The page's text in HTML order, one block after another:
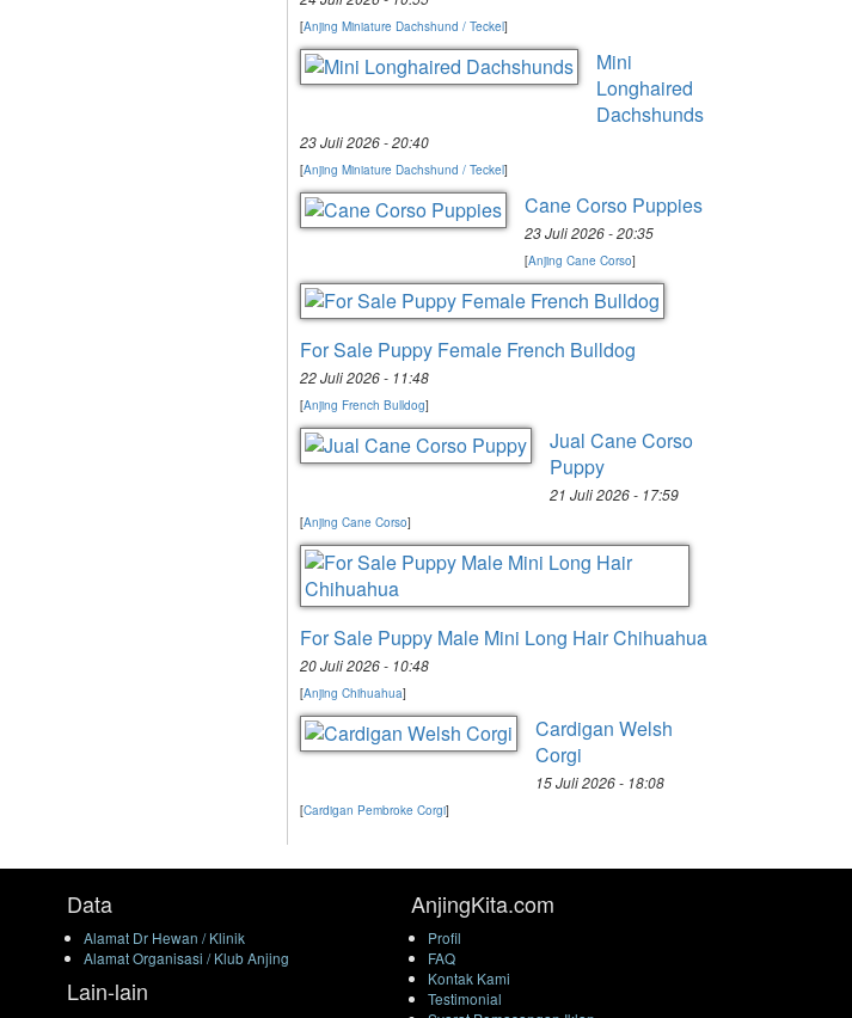
[Anjing Miniature Dachshund / Teckel]
Mini
Longhaired
Dachshunds
23 Juli 2026 - 20:40
[Anjing Miniature Dachshund / Teckel]
Cane Corso Puppies
23 Juli 2026 - 20:35
[Anjing Cane Corso]
For Sale Puppy Female French Bulldog
22 Juli 2026 - 11:48
[Anjing French Bulldog]
Jual Cane Corso
Puppy
21 Juli 2026 - 17:59
[Anjing Cane Corso]
For Sale Puppy Male Mini Long Hair Chihuahua
20 Juli 2026 - 10:48
[Anjing Chihuahua]
Cardigan Welsh
Corgi
15 Juli 2026 - 18:08
[Cardigan Pembroke Corgi]
Data
Alamat Dr Hewan / Klinik
Alamat Organisasi / Klub Anjing
Lain-lain
AnjingKita.com
Profil
FAQ
Kontak Kami
Testimonial